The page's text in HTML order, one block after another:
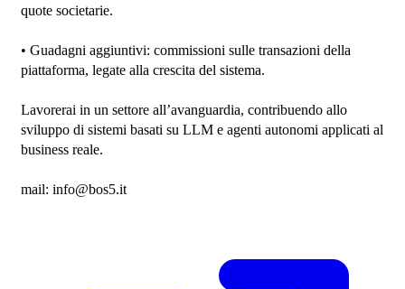
quote societarie.
• Guadagni aggiuntivi: commissioni sulle transazioni della
piattaforma, legate alla crescita del sistema.
Lavorerai in un settore all’avanguardia, contribuendo allo
sviluppo di sistemi basati su LLM e agenti autonomi applicati al
business reale.
mail: info@bos5.it